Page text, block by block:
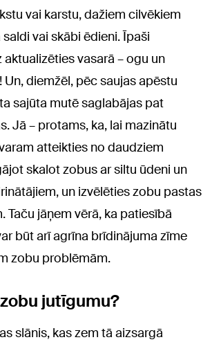
vai karstu, dažiem cilvēkiem
vai skābi ēdieni. Īpaši
vasarā – ogu un
Un, diemžēl, pēc saujas apēstu
sajūta mutē saglabājas pat
Jā – protams, ka, lai mazinātu
atteikties no daudziem
skalot zobus ar siltu ūdeni un
un izvēlēties zobu pastas
Taču jāņem vērā, ka patiesībā
būt arī agrīna brīdinājuma zīme
zobu problēmām.
jutīgumu?
slānis, kas zem tā aizsargā